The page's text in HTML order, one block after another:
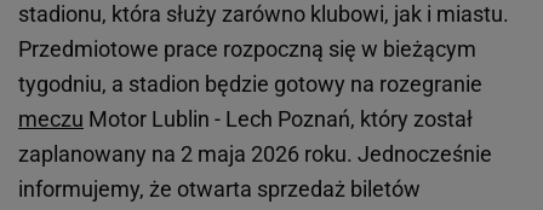
stadionu, która służy zarówno klubowi, jak i miastu.
Przedmiotowe prace rozpoczną się w bieżącym
tygodniu, a stadion będzie gotowy na rozegranie
meczu Motor Lublin - Lech Poznań, który został
zaplanowany na 2 maja 2026 roku. Jednocześnie
informujemy, że otwarta sprzedaż biletów